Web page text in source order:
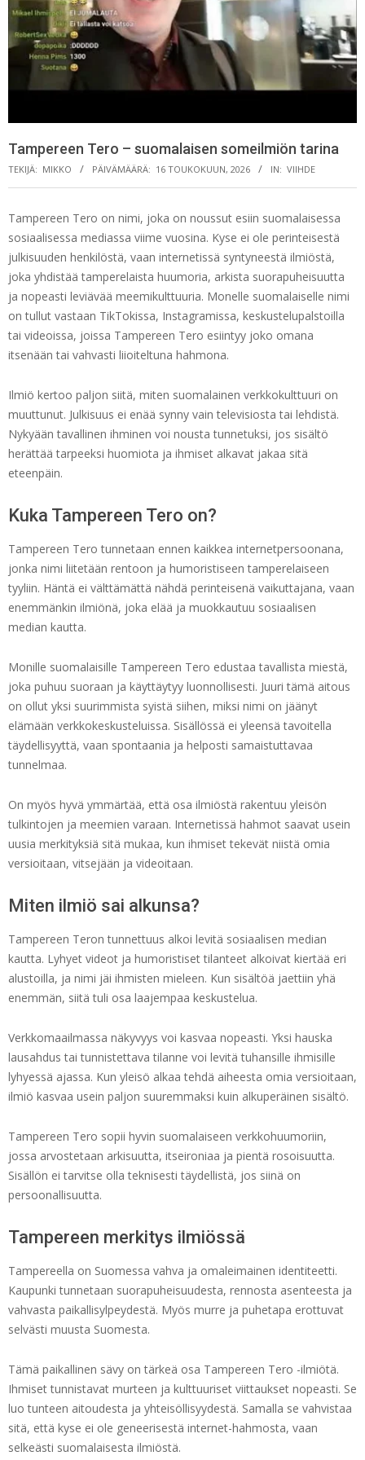
Tampereen Tero – suomalaisen someilmiön tarina
TEKIJÄ: MIKKO PÄIVÄMÄÄRÄ: 16 TOUKOKUUN, 2026 IN: VIIHDE
Tampereen Tero on nimi, joka on noussut esiin suomalaisessa
sosiaalisessa mediassa viime vuosina. Kyse ei ole perinteisestä
julkisuuden henkilöstä, vaan internetissä syntyneestä ilmiöstä,
joka yhdistää tamperelaista huumoria, arkista suorapuheisuutta
ja nopeasti leviävää meemikulttuuria. Monelle suomalaiselle nimi
on tullut vastaan TikTokissa, Instagramissa, keskustelupalstoilla
tai videoissa, joissa Tampereen Tero esiintyy joko omana
itsenään tai vahvasti liioiteltuna hahmona.
Ilmiö kertoo paljon siitä, miten suomalainen verkkokulttuuri on
muuttunut. Julkisuus ei enää synny vain televisiosta tai lehdistä.
Nykyään tavallinen ihminen voi nousta tunnetuksi, jos sisältö
herättää tarpeeksi huomiota ja ihmiset alkavat jakaa sitä
eteenpäin.
Kuka Tampereen Tero on?
Tampereen Tero tunnetaan ennen kaikkea internetpersoonana,
jonka nimi liitetään rentoon ja humoristiseen tamperelaiseen
tyyliin. Häntä ei välttämättä nähdä perinteisenä vaikuttajana, vaan
enemmänkin ilmiönä, joka elää ja muokkautuu sosiaalisen
median kautta.
Monille suomalaisille Tampereen Tero edustaa tavallista miestä,
joka puhuu suoraan ja käyttäytyy luonnollisesti. Juuri tämä aitous
on ollut yksi suurimmista syistä siihen, miksi nimi on jäänyt
elämään verkkokeskusteluissa. Sisällössä ei yleensä tavoitella
täydellisyyttä, vaan spontaania ja helposti samaistuttavaa
tunnelmaa.
On myös hyvä ymmärtää, että osa ilmiöstä rakentuu yleisön
tulkintojen ja meemien varaan. Internetissä hahmot saavat usein
uusia merkityksiä sitä mukaa, kun ihmiset tekevät niistä omia
versioitaan, vitsejään ja videoitaan.
Miten ilmiö sai alkunsa?
Tampereen Teron tunnettuus alkoi levitä sosiaalisen median
kautta. Lyhyet videot ja humoristiset tilanteet alkoivat kiertää eri
alustoilla, ja nimi jäi ihmisten mieleen. Kun sisältöä jaettiin yhä
enemmän, siitä tuli osa laajempaa keskustelua.
Verkkomaailmassa näkyvyys voi kasvaa nopeasti. Yksi hauska
lausahdus tai tunnistettava tilanne voi levitä tuhansille ihmisille
lyhyessä ajassa. Kun yleisö alkaa tehdä aiheesta omia versioitaan,
ilmiö kasvaa usein paljon suuremmaksi kuin alkuperäinen sisältö.
Tampereen Tero sopii hyvin suomalaiseen verkkohuumoriin,
jossa arvostetaan arkisuutta, itseironiaa ja pientä rosoisuutta.
Sisällön ei tarvitse olla teknisesti täydellistä, jos siinä on
persoonallisuutta.
Tampereen merkitys ilmiössä
Tampereella on Suomessa vahva ja omaleimainen identiteetti.
Kaupunki tunnetaan suorapuheisuudesta, rennosta asenteesta ja
vahvasta paikallisylpeydestä. Myös murre ja puhetapa erottuvat
selvästi muusta Suomesta.
Tämä paikallinen sävy on tärkeä osa Tampereen Tero -ilmiötä.
Ihmiset tunnistavat murteen ja kulttuuriset viittaukset nopeasti. Se
luo tunteen aitoudesta ja yhteisöllisyydestä. Samalla se vahvistaa
sitä, että kyse ei ole geneerisestä internet-hahmosta, vaan
selkeästi suomalaisesta ilmiöstä.